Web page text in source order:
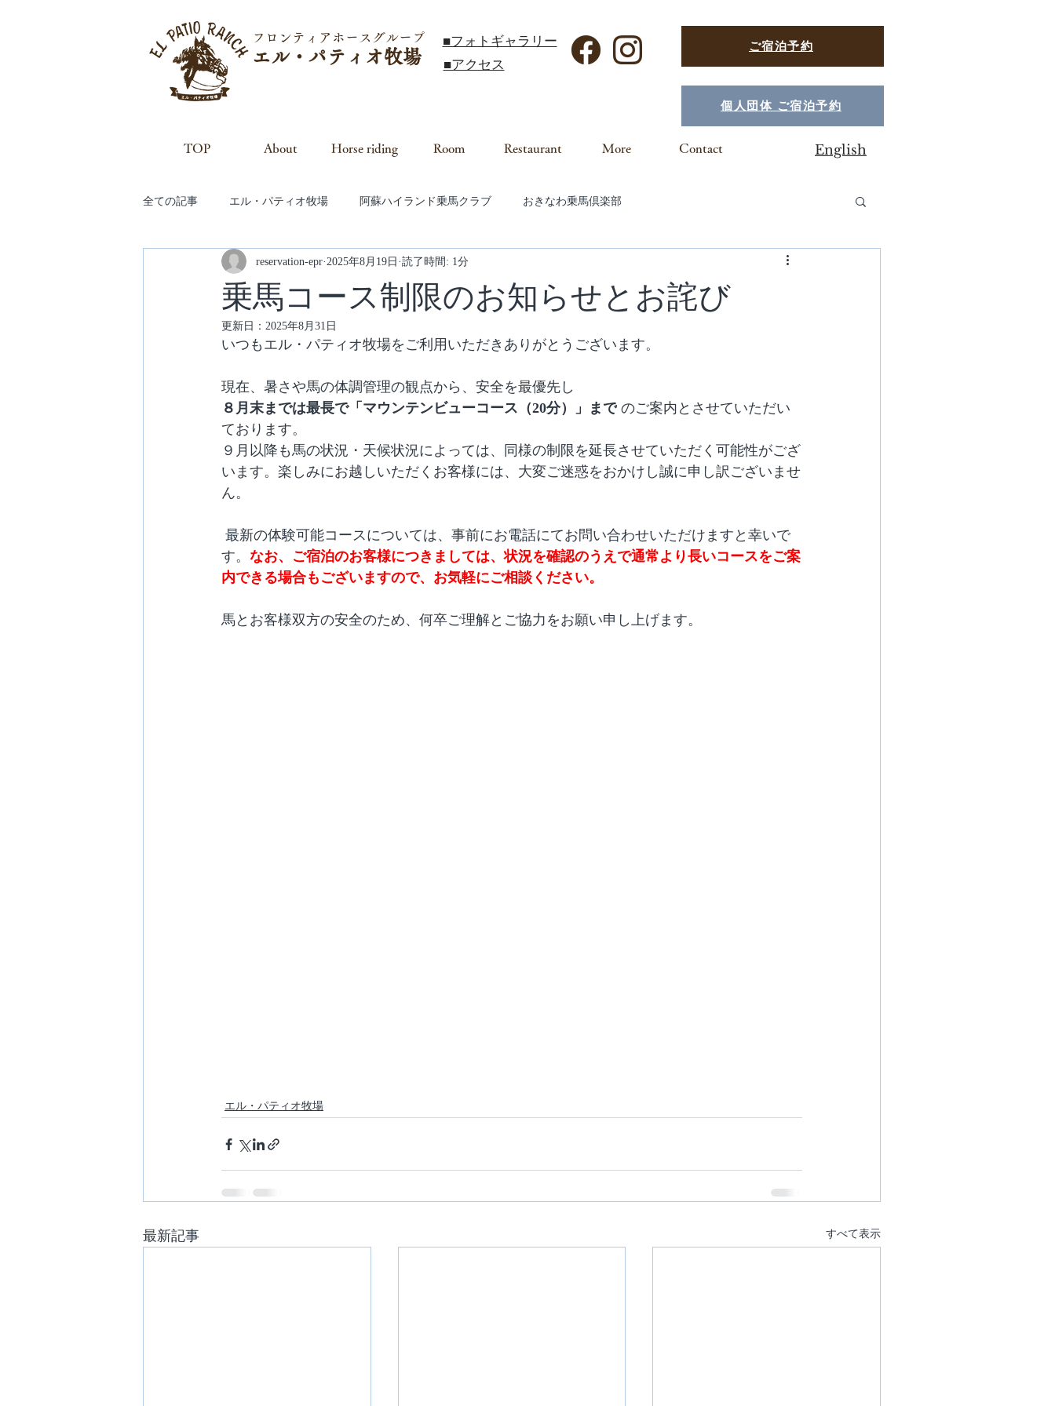
フロンティアホースグループ
エル・パティオ牧場
■フォトギャラリー
■アクセス
English
TOP About Horse riding Room Restaurant More Contact
ご宿泊予約
個人団体 ご宿泊予約
全ての記事 エル・パティオ牧場 阿蘇ハイランド乗馬クラブ おきなわ乗馬倶楽部
乗馬コース制限のお知らせとお詫び
reservation-epr 2025年8月19日 読了時間: 1分
更新日： 2025年8月31日
いつもエル・パティオ牧場をご利用いただきありがとうございます。
現在、暑さや馬の体調管理の観点から、安全を最優先し
８月末までは最長で「マウンテンビューコース（20分）」まで のご案内とさせていただい
ております。
９月以降も馬の状況・天候状況によっては、同様の制限を延長させていただく可能性がござ
います。楽しみにお越しいただくお客様には、大変ご迷惑をおかけし誠に申し訳ございませ
ん。
最新の体験可能コースについては、事前にお電話にてお問い合わせいただけますと幸いで
す。 なお、ご宿泊のお客様につきましては、状況を確認のうえで通常より長いコースをご案
内できる場合もございますので、お気軽にご相談ください。
馬とお客様双方の安全のため、何卒ご理解とご協力をお願い申し上げます。
エル・パティオ牧場
最新記事 すべて表示